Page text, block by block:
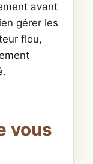
avant
gérer les
flou,
vous